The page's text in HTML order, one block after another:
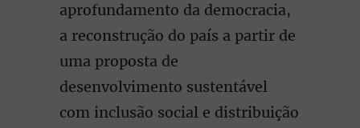
aprofundamento da democracia,
a reconstrução do país a partir de
uma proposta de
desenvolvimento sustentável
com inclusão social e distribuição